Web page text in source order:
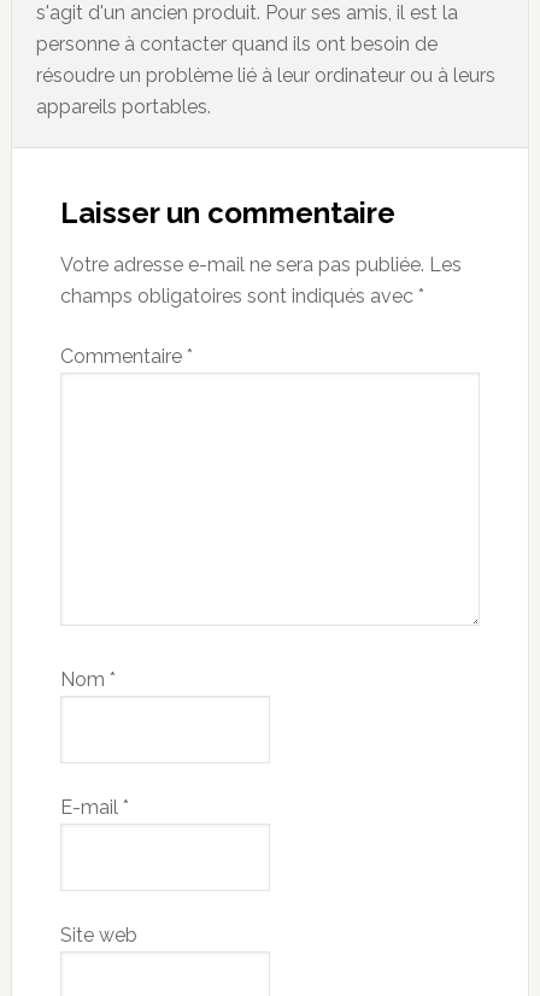
s'agit d'un ancien produit. Pour ses amis, il est la
personne à contacter quand ils ont besoin de
résoudre un problème lié à leur ordinateur ou à leurs
appareils portables.
Interactions
Laisser un commentaire
Votre adresse e-mail ne sera pas publiée. Les
champs obligatoires sont indiqués avec *
Commentaire *
Nom *
E-mail *
Site web